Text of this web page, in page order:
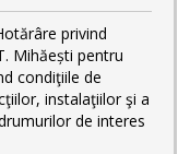
privind
Mihăești pentru
condiţiile de
instalaţiilor şi a
de interes